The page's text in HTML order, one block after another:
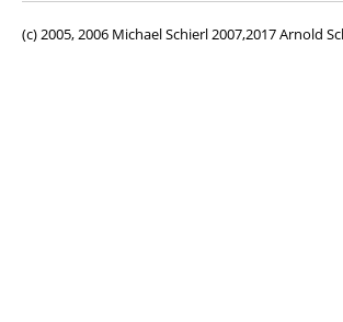
(c) 2005, 2006 Michael Schierl 2007,2017 Arnold